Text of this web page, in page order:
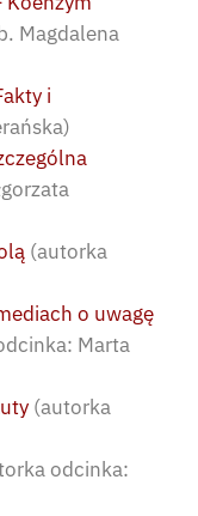
Magdalena
i
(autorka
o uwagę
Marta
(autorka
odcinka: